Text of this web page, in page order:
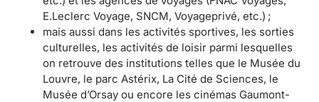
E.Leclerc Voyage, SNCM, Voyageprivé, etc.) ;
mais aussi dans les activités sportives, les sorties
culturelles, les activités de loisir parmi lesquelles
on retrouve des institutions telles que le Musée du
Louvre, le parc Astérix, La Cité de Sciences, le
Musée d’Orsay ou encore les cinémas Gaumont-